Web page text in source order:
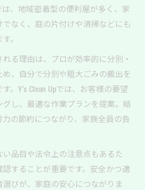
、地域密着型の便利屋が多く、家
なく、庭の片付けや清掃などにも
。
る理由は、プロが効率的に分別・
、自分で分別や粗大ごみの搬出を
。Y’s Clean Upでは、お客様の要望
し、最適な作業プランを提案。結
の節約につながり、家族全員の負
品目や法令上の注意点もあるた
することが重要です。安全かつ適
びが、家庭の安心につながりま